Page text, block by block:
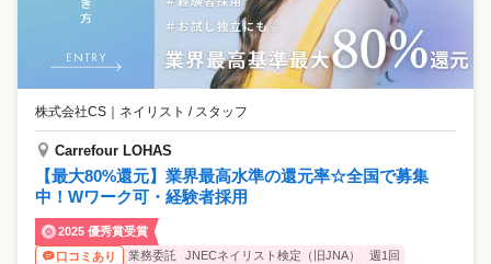
株式会社CS ｜ ネイリスト / スタッフ
Carrefour LOHAS
【最大80%還元】業界最高水準の還元率☆全国で募集
中！Wワーク可・経験者採用
2025 優秀賞受賞
口コミあり
業務委託 JNECネイリスト検定（旧JNA）
週1回